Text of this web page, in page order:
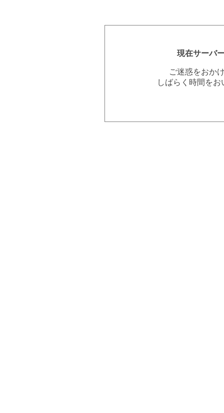
現在サーバ
ご迷惑をおか
しばらく時間を